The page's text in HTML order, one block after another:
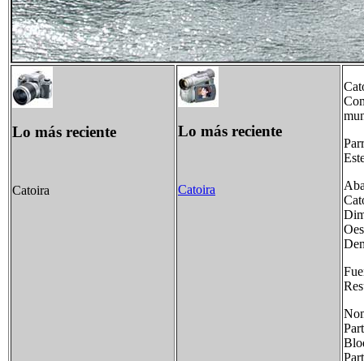
Lo más reciente
Catoira
Lo más reciente
Catoira